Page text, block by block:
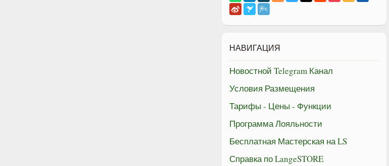
НАВИГАЦИЯ
Новостной Telegram Канал
Условия Размещения
Тарифы - Цены - Функции
Программа Лояльности
Бесплатная Мастерская на LS
Справка по LangeSTORE